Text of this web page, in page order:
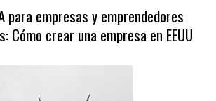
para empresas y emprendedores
Cómo crear una empresa en EEUU